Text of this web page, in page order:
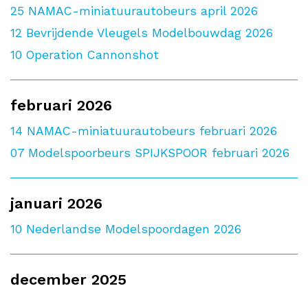
25 NAMAC-miniatuurautobeurs april 2026
12 Bevrijdende Vleugels Modelbouwdag 2026
10 Operation Cannonshot
februari 2026
14 NAMAC-miniatuurautobeurs februari 2026
07 Modelspoorbeurs SPIJKSPOOR februari 2026
januari 2026
10 Nederlandse Modelspoordagen 2026
december 2025